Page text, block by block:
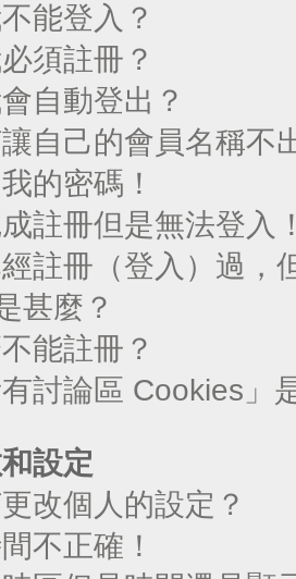
能登入？
須註冊？
自動登出？
自己的會員名稱不
的密碼！
註冊但是無法登入
註冊（登入）過，
甚麼？
能註冊？
有討論區 Cookies」
設定
改個人的設定？
不正確！